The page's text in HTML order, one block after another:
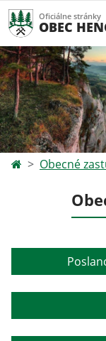
Oficiálne stránky
OBEC
Obecné